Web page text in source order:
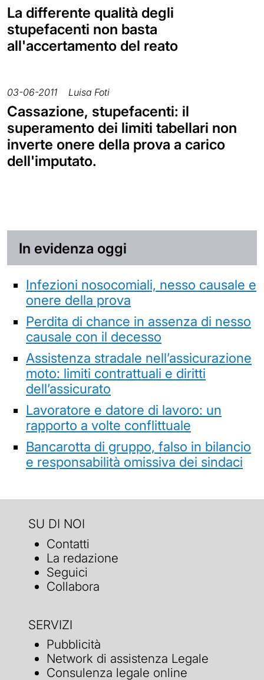
La differente qualità degli
stupefacenti non basta
all'accertamento del reato
03-06-2011 Luisa Foti
Cassazione, stupefacenti: il
superamento dei limiti tabellari non
inverte onere della prova a carico
dell'imputato.
In evidenza oggi
Infezioni nosocomiali, nesso causale e
onere della prova
Perdita di chance in assenza di nesso
causale con il decesso
Assistenza stradale nell’assicurazione
moto: limiti contrattuali e diritti
dell’assicurato
Lavoratore e datore di lavoro: un
rapporto a volte conflittuale
Bancarotta di gruppo, falso in bilancio
e responsabilità omissiva dei sindaci
SU DI NOI
Contatti
La redazione
Seguici
Collabora
SERVIZI
Pubblicità
Network di assistenza Legale
Consulenza legale online